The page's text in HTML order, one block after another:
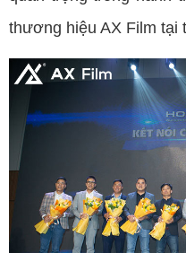
thương hiệu AX Film tại